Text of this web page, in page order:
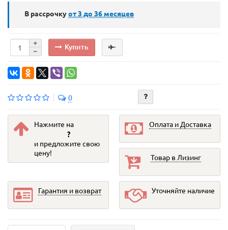
В рассрочкуот 3 до 36 месяцев
Купить
0
Нажмите на
?
и предложите свою
цену!
Оплата и Доставка
Товар в Лизинг
Гарантия и возврат Уточняйте наличие